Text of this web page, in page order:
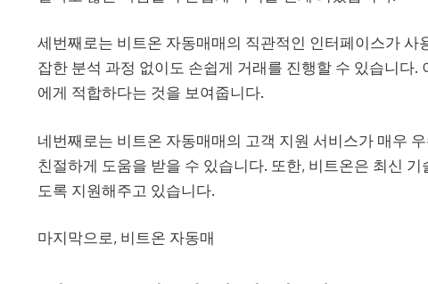
세번째로는 비트온 자동매매의 직관적인 인터페이스가
잡한 분석 과정 없이도 손쉽게 거래를 진행할 수 있습니다
에게 적합하다는 것을 보여줍니다.
네번째로는 비트온 자동매매의 고객 지원 서비스가 매우
친절하게 도움을 받을 수 있습니다. 또한, 비트온은 최신
도록 지원해주고 있습니다.
마지막으로, 비트온 자동매